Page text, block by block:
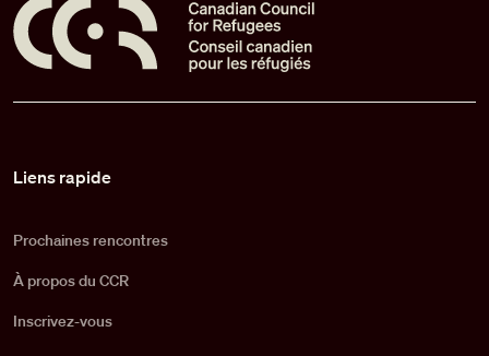
Liens rapide
Prochaines rencontres
À propos du CCR
Inscrivez-vous